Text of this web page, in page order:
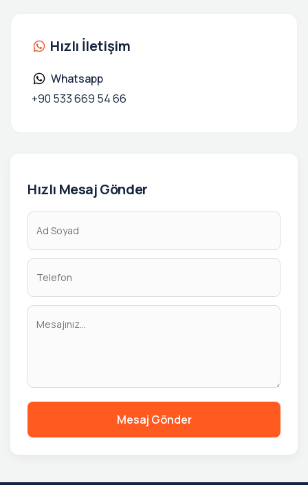
Hızlı İletişim
Whatsapp
+90 533 669 54 66
Hızlı Mesaj Gönder
Mesaj Gönder